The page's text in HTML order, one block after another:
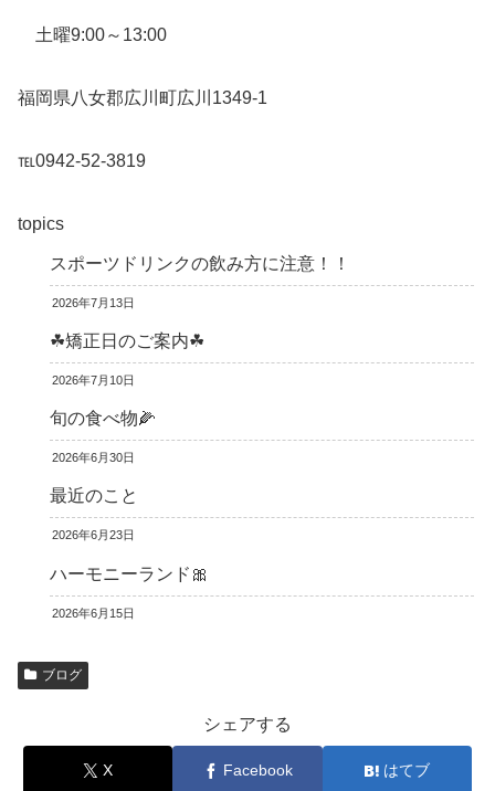
土曜9:00～13:00
福岡県八女郡広川町広川1349-1
℡0942-52-3819
topics
スポーツドリンクの飲み方に注意！！
2026年7月13日
☘矯正日のご案内☘
2026年7月10日
旬の食べ物🌽
2026年6月30日
最近のこと
2026年6月23日
ハーモニーランド🎀
2026年6月15日
ブログ
シェアする
X Facebook はてブ